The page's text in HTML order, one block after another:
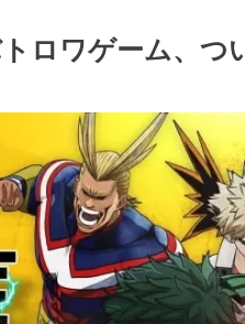
ロワゲーム、つ